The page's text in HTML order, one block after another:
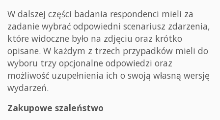
W dalszej części badania respondenci mieli za
zadanie wybrać odpowiedni scenariusz zdarzenia,
które widoczne było na zdjęciu oraz krótko
opisane. W każdym z trzech przypadków mieli do
wyboru trzy opcjonalne odpowiedzi oraz
możliwość uzupełnienia ich o swoją własną wersję
wydarzeń.
Zakupowe szaleństwo